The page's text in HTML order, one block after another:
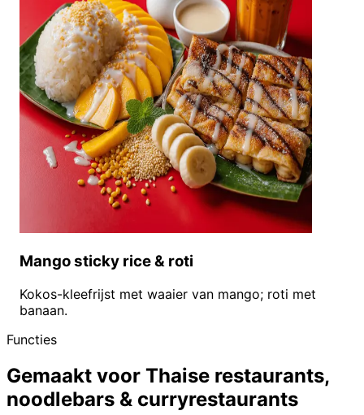
Mango sticky rice & roti
Kokos-kleefrijst met waaier van mango; roti met
banaan.
Functies
Gemaakt voor Thaise restaurants,
noodlebars & curryrestaurants